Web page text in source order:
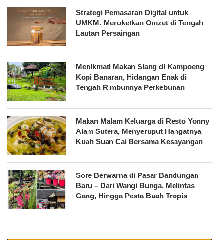
Strategi Pemasaran Digital untuk
UMKM: Meroketkan Omzet di Tengah
Lautan Persaingan
Menikmati Makan Siang di Kampoeng
Kopi Banaran, Hidangan Enak di
Tengah Rimbunnya Perkebunan
Makan Malam Keluarga di Resto Yonny
Alam Sutera, Menyeruput Hangatnya
Kuah Suan Cai Bersama Kesayangan
Sore Berwarna di Pasar Bandungan
Baru – Dari Wangi Bunga, Melintas
Gang, Hingga Pesta Buah Tropis